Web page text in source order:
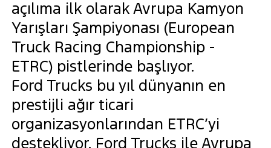
açılıma ilk olarak Avrupa Kamyon
Yarışları Şampiyonası (European
Truck Racing Championship -
ETRC) pistlerinde başlıyor.
Ford Trucks bu yıl dünyanın en
prestijli ağır ticari
organizasyonlarından ETRC’yi
destekliyor. Ford Trucks ile Avrupa